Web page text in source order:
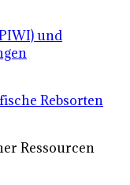
und
Rebsorten
Ressourcen